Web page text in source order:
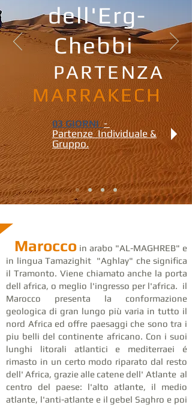
dell'Erg-
Chebbi
PARTENZA
MARRAKECH
03 GIORNI-
PartenzeIndividuale &
Gruppo.
Marocco in arabo "AL-MAGHREB" e
in lingua Tamazighit "Aghlay" che significa
il Tramonto. Viene chiamato anche la porta
dell africa, o meglio l'ingresso per l'africa. il
Marocco presenta la conformazione
geologica di gran lungo più varia in tutto il
nord Africa ed offre paesaggi che sono tra i
piu belli del continente africano. Con i suoi
lunghi litorali atlantici e mediterraei é
rimasto in un certo modo riparato dal resto
dell' Africa, grazie alle catene dell' Atlante al
centro del paese: l'alto atlante, il medio
atlante, l'anti-atlante e il gebel Saghro e poi